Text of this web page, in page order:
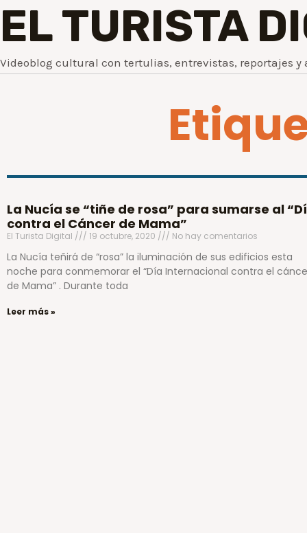
EL TURISTA
Videoblog cultural con tertulias, entrevistas, reportajes y
La Nucía se “tiñe de rosa” para sumarse al
contra el Cáncer de Mama”
El Turista Digital 19 octubre, 2020 No hay comentarios
La Nucía teñirá de “rosa” la iluminación de sus edificios esta
noche para conmemorar el “Día Internacional contra el
de Mama” . Durante toda
Leer más »